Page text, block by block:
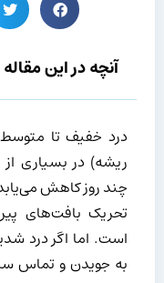
آنچه در این
درد خفیف تا متوسط
ریشه) در بسیاری
چند روز کاهش
تحریک بافت‌های
است. اما اگر درد
به جویدن و تماس